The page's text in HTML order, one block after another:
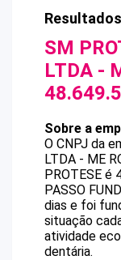
SM
LTDA -
Sobre a
O CNPJ da
LTDA - ME
PROTESE é
PASSO
dias e foi
situação
atividade
dentária.